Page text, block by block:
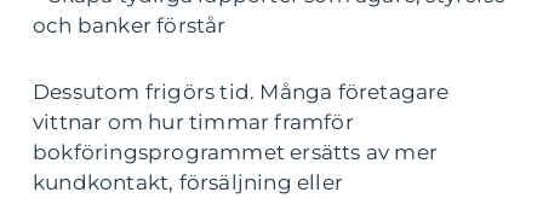
och banker förstår
Dessutom frigörs tid. Många företagare
vittnar om hur timmar framför
bokföringsprogrammet ersätts av mer
kundkontakt, försäljning eller